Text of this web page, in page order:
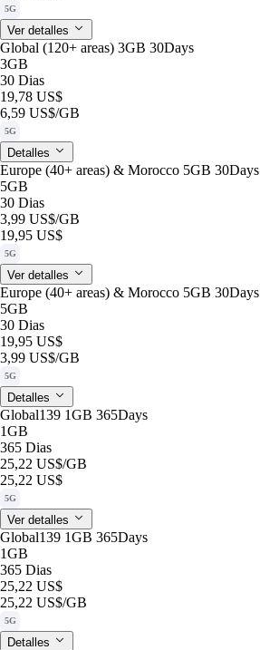
5G
Ver detalles
Global (120+ areas) 3GB 30Days
3GB
30 Dias
19,78 US$
6,59 US$/GB
5G
Detalles
Europe (40+ areas) & Morocco 5GB 30Days
5GB
30 Dias
3,99 US$/GB
19,95 US$
5G
Ver detalles
Europe (40+ areas) & Morocco 5GB 30Days
5GB
30 Dias
19,95 US$
3,99 US$/GB
5G
Detalles
Global139 1GB 365Days
1GB
365 Dias
25,22 US$/GB
25,22 US$
5G
Ver detalles
Global139 1GB 365Days
1GB
365 Dias
25,22 US$
25,22 US$/GB
5G
Detalles